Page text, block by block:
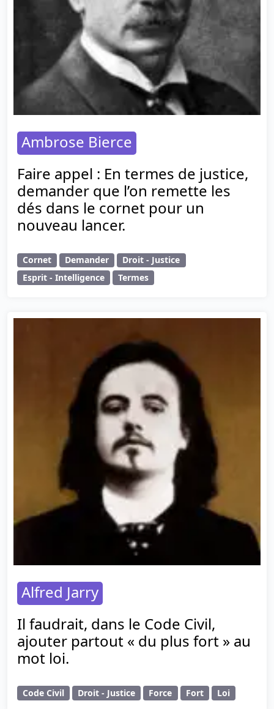
Ambrose Bierce
Faire appel : En termes de justice,
demander que l’on remette les
dés dans le cornet pour un
nouveau lancer.
Cornet Demander
Droit - Justice
Esprit - Intelligence
Termes
Alfred Jarry
Il faudrait, dans le Code Civil,
ajouter partout « du plus fort » au
mot loi.
Code Civil Droit - Justice Force Fort Loi